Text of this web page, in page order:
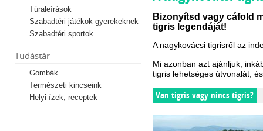
Túraleírások
Szabadtéri játékok gyerekeknek
Szabadtéri sportok
Tudástár
Gombák
Természeti kincseink
Helyi ízek, receptek
Bizonyítsd vagy cáfold
tigris legendáját!
A nagykovácsi tigrisről az
Mi azonban azt ajánljuk,
tigris lehetséges útvonalát,
Van tigris vagy nincs tigris?